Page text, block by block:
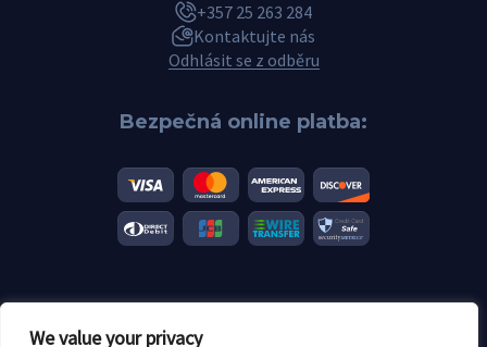
We value your privacy
+357 25 263 284
Kontaktujte nás
Odhlásit se z odběru
Bezpečná online platba:
© 2026 Scannero.blog. Všechny značky jsou majetkem příslušných